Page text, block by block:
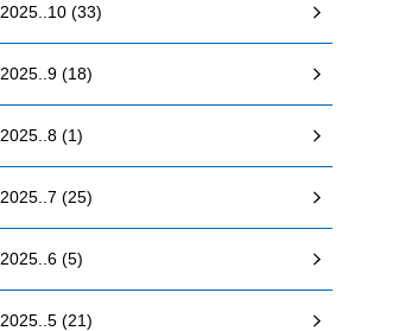
2025..10 (33)
2025..9 (18)
2025..8 (1)
2025..7 (25)
2025..6 (5)
2025..5 (21)